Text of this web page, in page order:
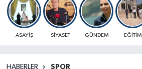
ASAYİŞ SİYASET GÜNDEM EĞİTİM
HABERLER SPOR
Süper Lig Puan Durumu ve